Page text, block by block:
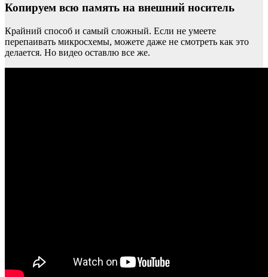
Копируем всю память на внешний носитель
Крайний способ и самый сложный. Если не умеете
перепаивать микросхемы, можете даже не смотреть как это
делается. Но видео оставлю все же.